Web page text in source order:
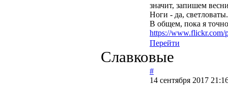
значит, запишем
Ноги - да,
В общем, пока я
https://www.flickr.com/
Перейти
Славковые
#
14 сентября 2017